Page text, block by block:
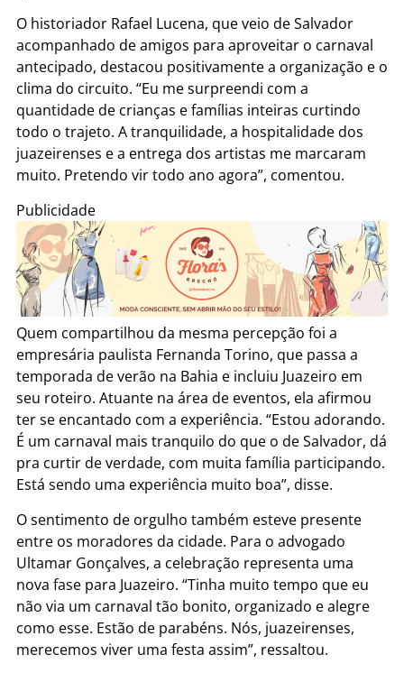
O historiador Rafael Lucena, que veio de Salvador
acompanhado de amigos para aproveitar o carnaval
antecipado, destacou positivamente a organização e o
clima do circuito. “Eu me surpreendi com a
quantidade de crianças e famílias inteiras curtindo
todo o trajeto. A tranquilidade, a hospitalidade dos
juazeirenses e a entrega dos artistas me marcaram
muito. Pretendo vir todo ano agora”, comentou.
Publicidade
Quem compartilhou da mesma percepção foi a
empresária paulista Fernanda Torino, que passa a
temporada de verão na Bahia e incluiu Juazeiro em
seu roteiro. Atuante na área de eventos, ela afirmou
ter se encantado com a experiência. “Estou adorando.
É um carnaval mais tranquilo do que o de Salvador, dá
pra curtir de verdade, com muita família participando.
Está sendo uma experiência muito boa”, disse.
O sentimento de orgulho também esteve presente
entre os moradores da cidade. Para o advogado
Ultamar Gonçalves, a celebração representa uma
nova fase para Juazeiro. “Tinha muito tempo que eu
não via um carnaval tão bonito, organizado e alegre
como esse. Estão de parabéns. Nós, juazeirenses,
merecemos viver uma festa assim”, ressaltou.